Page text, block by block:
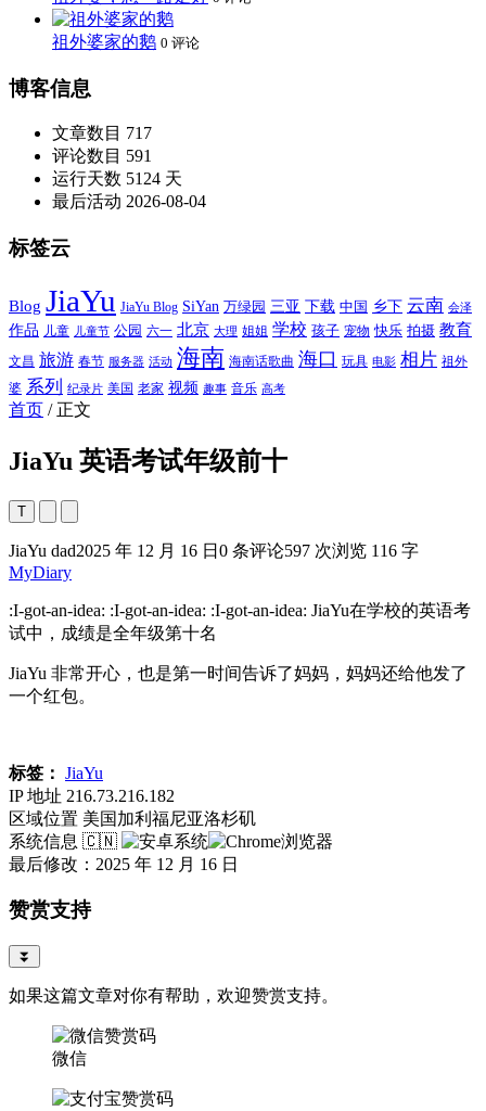
祖外婆家的鹅 0 评论
博客信息
文章数目 717
评论数目 591
运行天数 5124 天
最后活动 2026-08-04
标签云
Blog JiaYu JiaYu Blog SiYan 万绿园 三亚 下载 中国 乡下 云南 会泽
作品 儿童 儿童节 公园 六一 北京 大理 姐姐 学校 孩子 宠物 快乐 拍摄 教育
文昌 旅游 春节 服务器 活动 海南 海南话歌曲 海口 玩具 电影 相片 祖外
婆 系列 纪录片 美国 老家 视频 趣事 音乐 高考
首页 / 正文
JiaYu 英语考试年级前十
T
JiaYu dad2025 年 12 月 16 日 0 条评论597 次浏览 116 字
MyDiary
:I-got-an-idea: :I-got-an-idea: :I-got-an-idea: JiaYu在学校的英语考
试中，成绩是全年级第十名
JiaYu 非常开心，也是第一时间告诉了妈妈，妈妈还给他发了
一个红包。
标签： JiaYu
IP 地址 216.73.216.182
区域位置 美国加利福尼亚洛杉矶
系统信息 🇨🇳
最后修改：2025 年 12 月 16 日
赞赏支持
⏬
如果这篇文章对你有帮助，欢迎赞赏支持。
微信